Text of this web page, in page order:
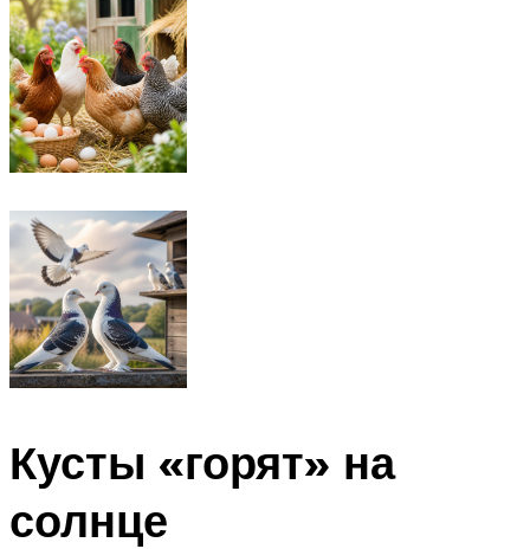
Кусты «горят» на
солнце